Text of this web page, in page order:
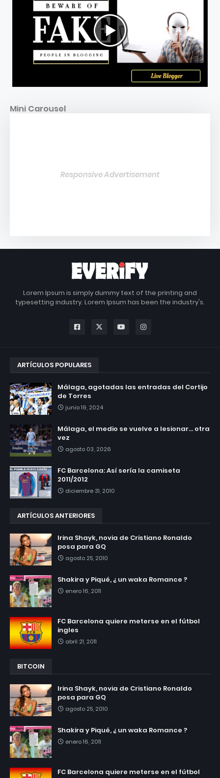
Mini Carousel
Responsive Advertisement
Lorem Ipsum is simply dummy text of the printing and
typesetting industry. Lorem Ipsum has been the industry's.
ARTÍCULOS POPULARES
Málaga, agotadas las entradas del Cortijo
de Torres
junio 19, 2024
Málaga, el medio se vuelve a lesionar... otra
vez
agosto 03, 2026
FC Barcelona: Así sería la camiseta
2011/2012
diciembre 31, 2010
ARTÍCULOS ANTERIORES
Irina Shayk, novia de Cristiano Ronaldo
posa para GQ
agosto 25, 2010
Shakira y Piqué, ¿ un waka Romance ?
enero 16, 2011
FC Barcelona quiere meterse en el fútbol
ingles
abril 21, 2011
BITCOIN
Irina Shayk, novia de Cristiano Ronaldo
posa para GQ
agosto 25, 2010
Shakira y Piqué, ¿ un waka Romance ?
enero 16, 2011
FC Barcelona quiere meterse en el fútbol